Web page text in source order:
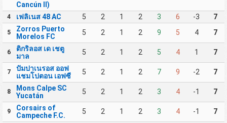
Cancún II)
4 เฟลิเนส 48 AC 5 2 1 2 3 6 -3 7
5
Zorros Puerto
Morelos FC
5 2 1 2 9 5 4 7
6
ติกริลอส เด เชตู
มาล
5 2 1 2 5 4 1 7
7
ปัมปาเนรอส ออฟ
แชมโปตอน เอฟซี
5 2 1 2 7 9 -2 7
8
Mons Calpe SC
Yucatán
5 2 1 2 3 4 -1 7
9
Corsairs of
Campeche F.C.
5 2 1 2 3 4 -1 7